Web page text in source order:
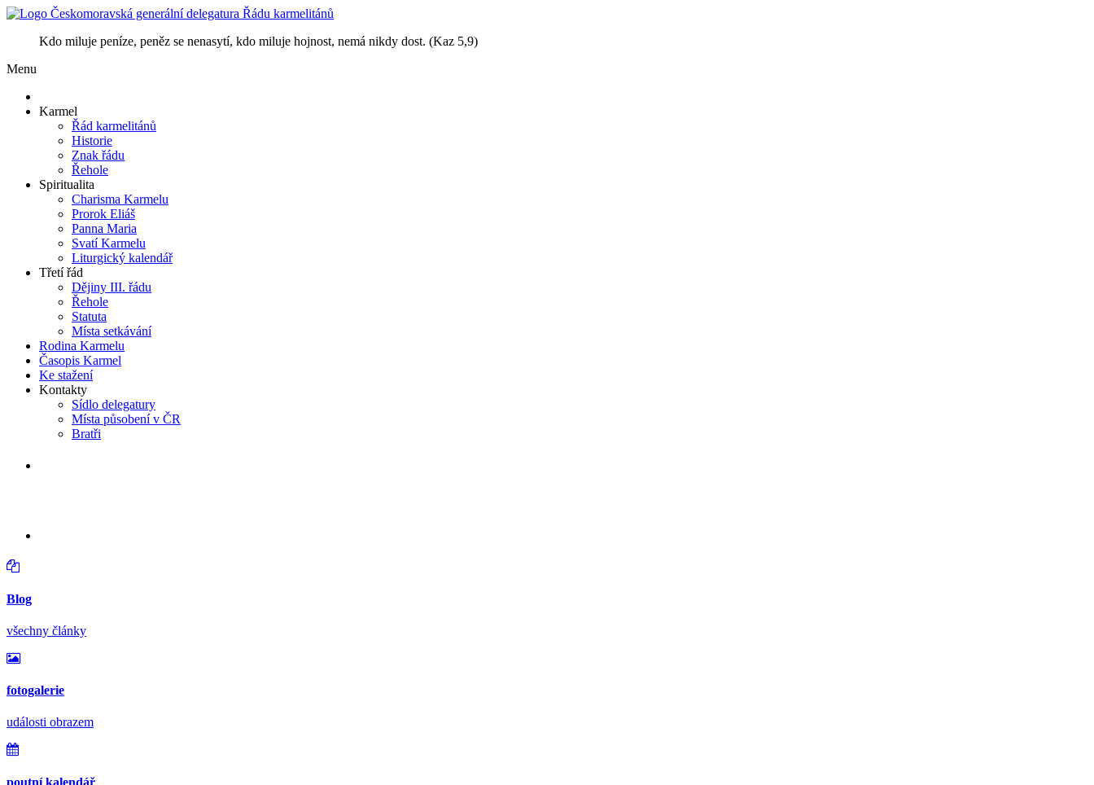
Kdo miluje peníze, peněz se nenasytí, kdo miluje hojnost, nemá nikdy dost. (Kaz 5,9)
Menu
Karmel
Řád karmelitánů
Historie
Znak řádu
Řehole
Spiritualita
Charisma Karmelu
Prorok Eliáš
Panna Maria
Svatí Karmelu
Liturgický kalendář
Třetí řád
Dějiny III. řádu
Řehole
Statuta
Místa setkávání
Rodina Karmelu
Časopis Karmel
Ke stažení
Kontakty
Sídlo delegatury
Místa působení v ČR
Bratři
Blog
všechny články
fotogalerie
události obrazem
poutní kalendář